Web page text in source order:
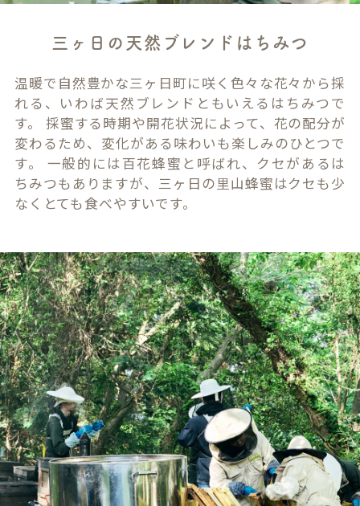
三ヶ日の天然ブレンドはちみつ
温暖で自然豊かな三ヶ日町に咲く色々な花々から採
れる、いわば天然ブレンドともいえるはちみつで
す。 採蜜する時期や開花状況によって、花の配分が
変わるため、変化がある味わいも楽しみのひとつで
す。 一般的には百花蜂蜜と呼ばれ、クセがあるは
ちみつもありますが、三ヶ日の里山蜂蜜はクセも少
なくとても食べやすいです。